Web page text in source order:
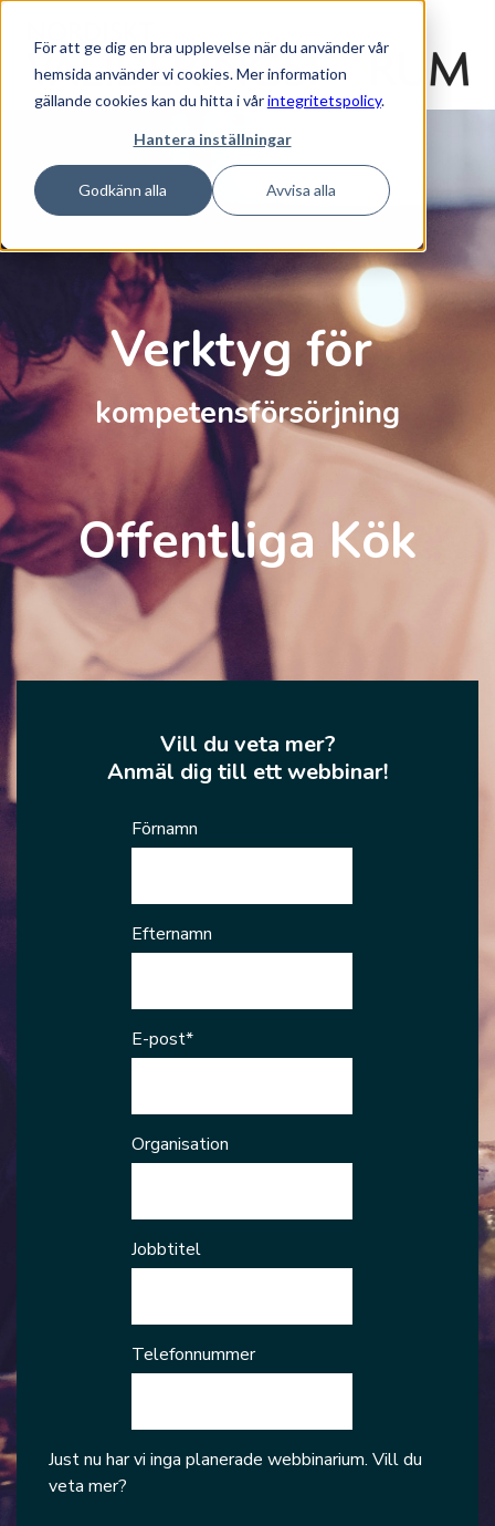
För att ge dig en bra upplevelse när du använder vår
hemsida använder vi cookies. Mer information
gällande cookies kan du hitta i vårintegritetspolicy.
Hantera inställningar
Godkänn alla Avvisa alla
Verktyg för
kompetensförsörjning
Offentliga Kök
Vill du veta mer?
Anmäl dig till ett webbinar!
Förnamn
Efternamn
E-post*
Organisation
Jobbtitel
Telefonnummer
Just nu har vi inga planerade webbinarium. Vill du
veta mer?